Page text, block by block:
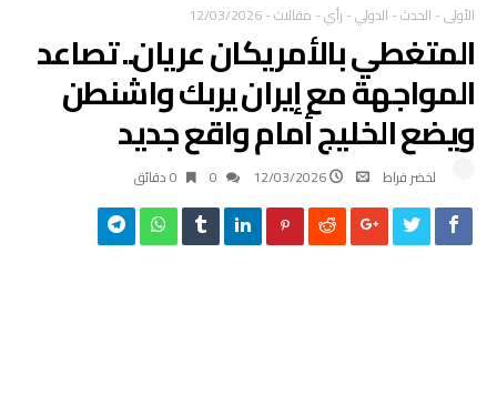
الأولى- الحدث- الدولي- رأي- مقالات-
12/03/2026
المتغطي بالأمريكان عريان.. تصاعد
المواجهة مع إيران يربك واشنطن
ويضع الخليج أمام واقع جديد
لخضر فراط 12/03/2026 0 ‫دقائق‬